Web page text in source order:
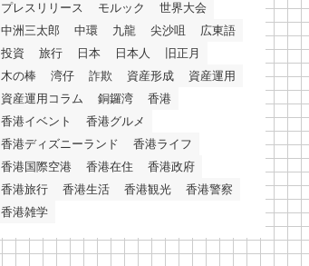
プレスリリース
モルック
世界大会
中洲三太郎
中環 九龍 尖沙咀
広東語
投資
旅行 日本 日本人
旧正月
木の棒
湾仔 詐欺 資産形成
資産運用
資産運用コラム
銅鑼湾
香港
香港イベント
香港グルメ
香港ディズニーランド
香港ライフ
香港国際空港
香港在住
香港政府
香港旅行
香港生活 香港観光
香港警察
香港雑学